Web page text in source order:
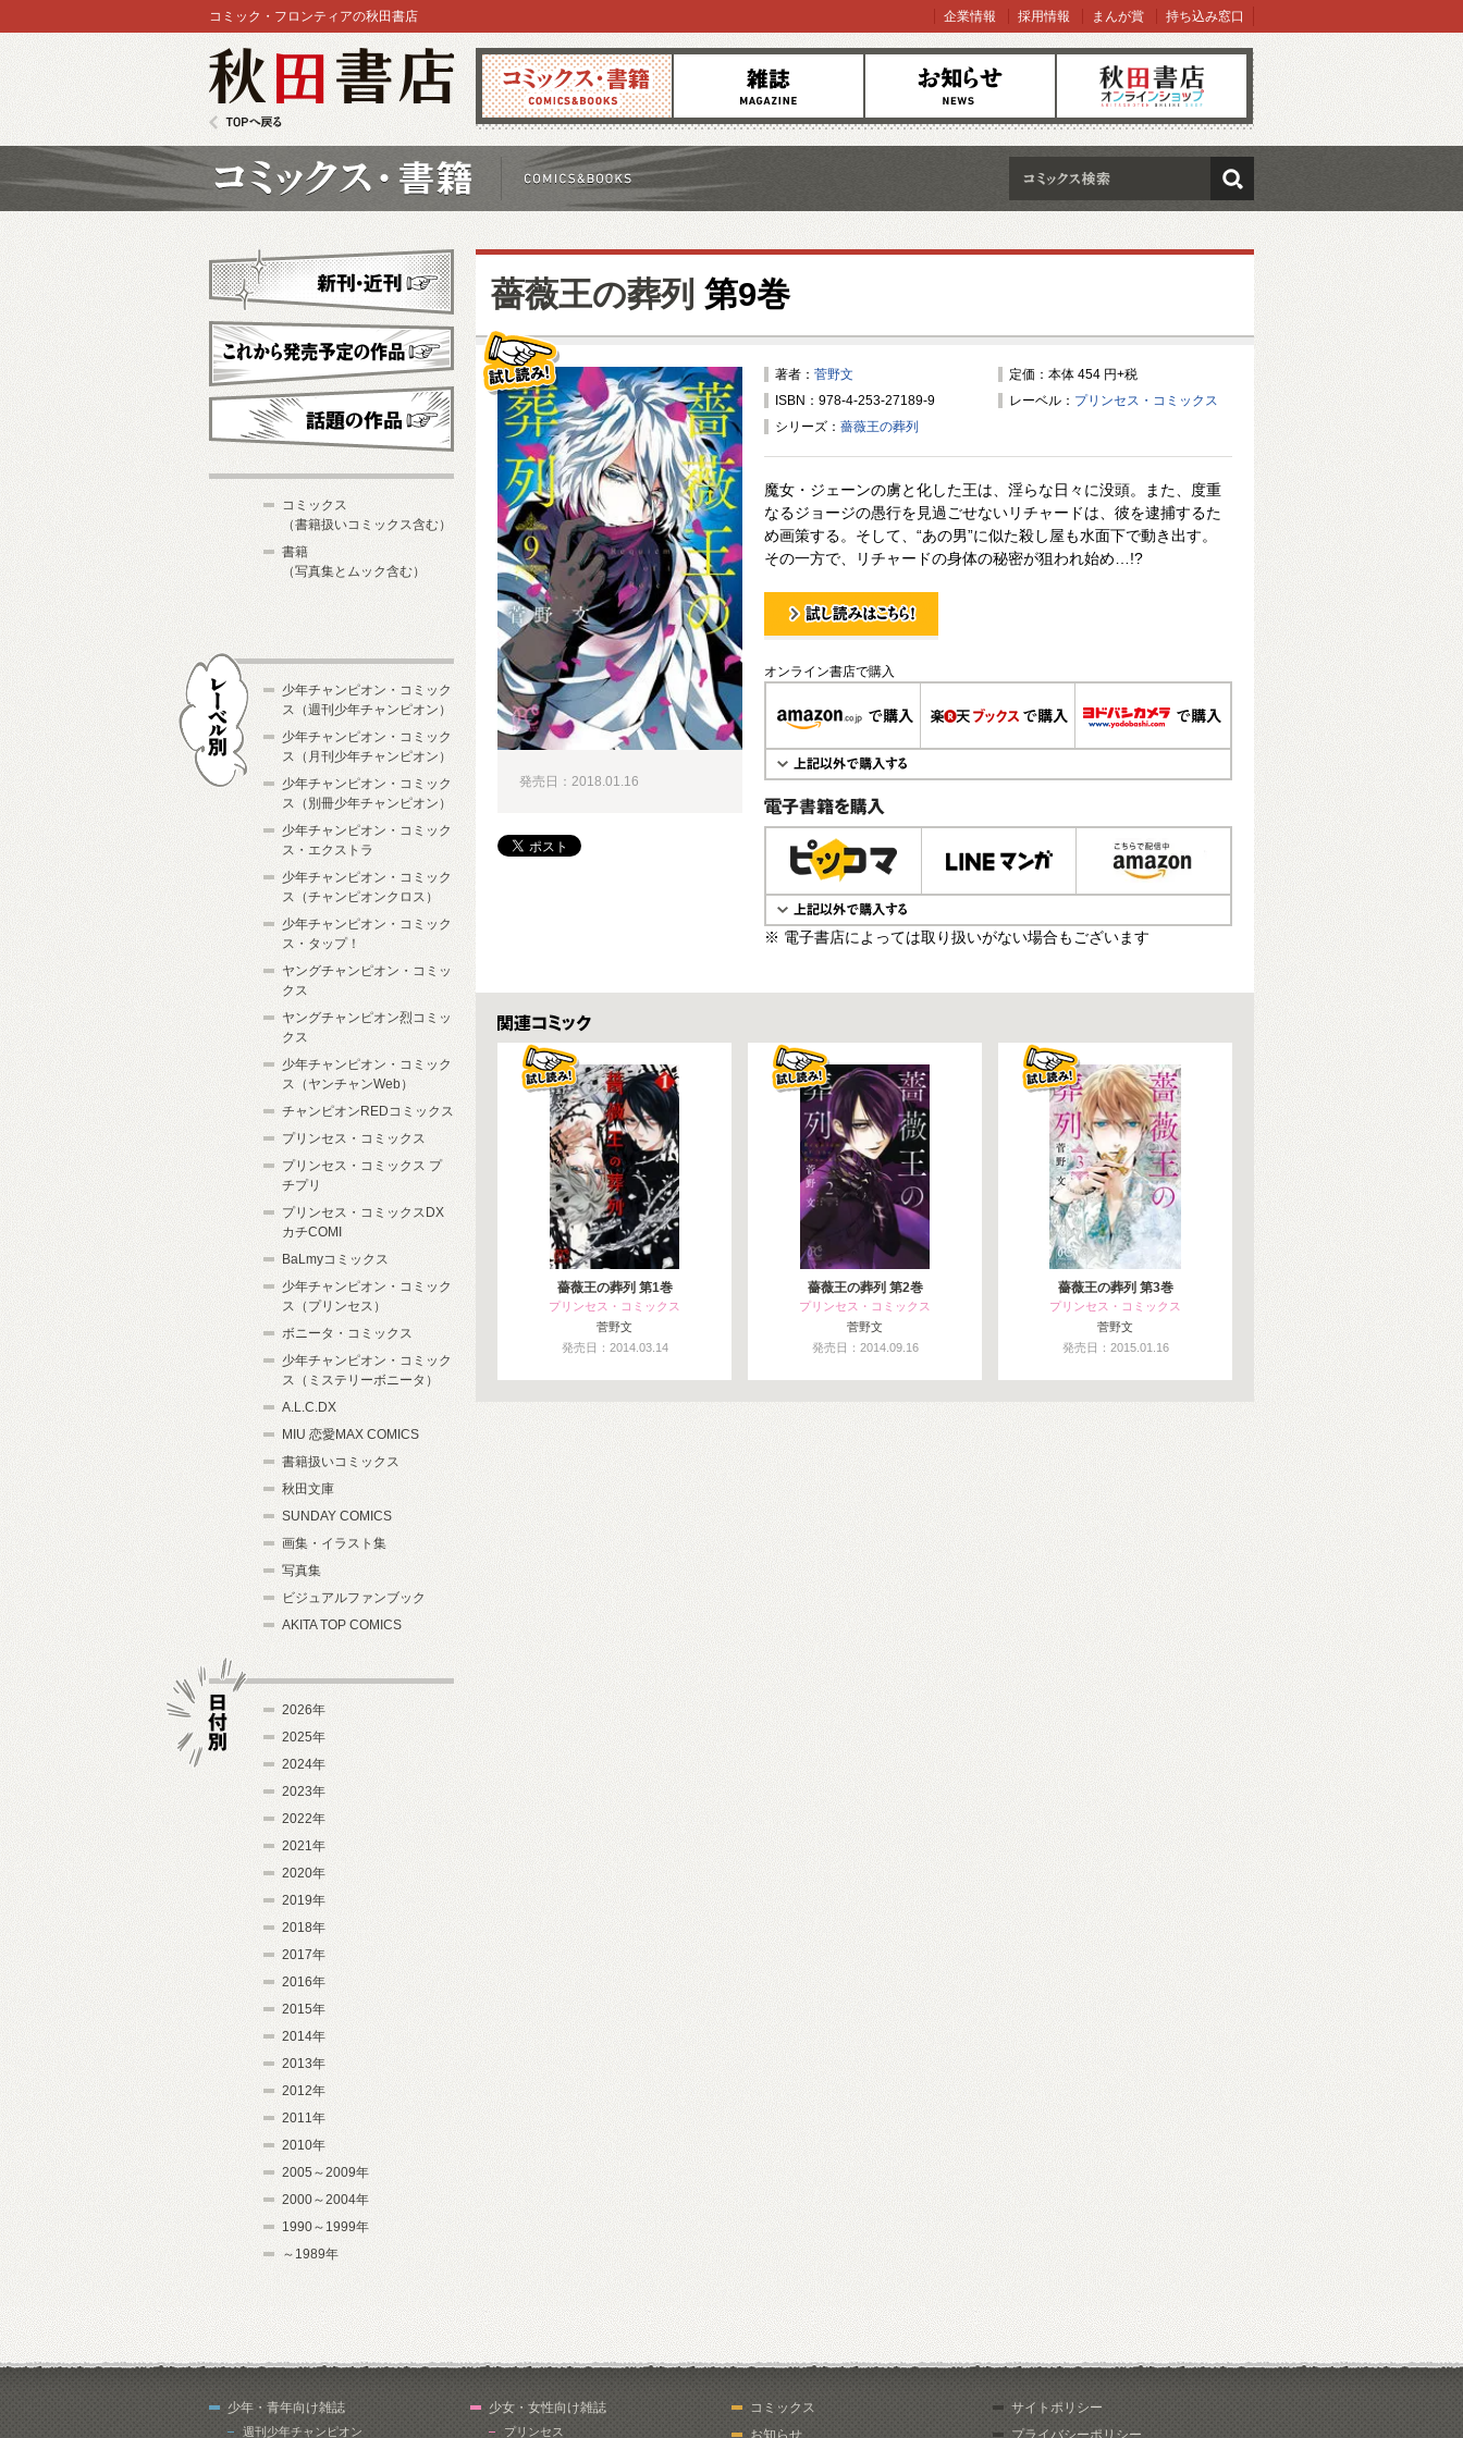
コミックス 雑誌 お知らせ オンラインショップ
コミック・フロンティアの秋田書店 企業情報 採用情報 まんが賞 持ち込み窓口
検索
薔薇王の葬列 第9巻
著者： 菅野文
定価：本体 454 円+税
ISBN：978-4-253-27189-9
レーベル： プリンセス・コミックス
シリーズ： 薔薇王の葬列
魔女・ジェーンの虜と化した王は、淫らな日々に没頭。また、度重
なるジョージの愚行を見過ごせないリチャードは、彼を逮捕するた
め画策する。そして、“あの男”に似た殺し屋も水面下で動き出す。
その一方で、リチャードの身体の秘密が狙われ始め…!?
試し読み！
オンライン書店で購入
電子書籍で購入
※ 電子書店によっては取り扱いがない場合もございます
発売日：2018.01.16
関連コミックス
薔薇王の葬列 第1巻
プリンセス・コミックス
菅野文
発売日：2014.03.14
薔薇王の葬列 第2巻
プリンセス・コミックス
菅野文
発売日：2014.09.16
薔薇王の葬列 第3巻
プリンセス・コミックス
菅野文
発売日：2015.01.16
新刊・近刊
これから発売予定
コミックス
（書籍扱いコミックス含む）
書籍
（写真集とムック含む）
少年チャンピオン・コミック
ス（週刊少年チャンピオン）
少年チャンピオン・コミック
ス（月刊少年チャンピオン）
少年チャンピオン・コミック
ス（別冊少年チャンピオン）
少年チャンピオン・コミック
ス・エクストラ
少年チャンピオン・コミック
ス（チャンピオンクロス）
少年チャンピオン・コミック
ス・タップ！
ヤングチャンピオン・コミッ
クス
ヤングチャンピオン烈コミッ
クス
少年チャンピオン・コミック
ス（ヤンチャンWeb）
チャンピオンREDコミックス
プリンセス・コミックス
プリンセス・コミックス プ
チプリ
プリンセス・コミックスDX
カチCOMI
BaLmyコミックス
少年チャンピオン・コミック
ス（プリンセス）
ボニータ・コミックス
少年チャンピオン・コミック
ス（ミステリーボニータ）
A.L.C.DX
MIU 恋愛MAX COMICS
書籍扱いコミックス
秋田文庫
SUNDAY COMICS
画集・イラスト集
写真集
ビジュアルファンブック
AKITA TOP COMICS
2026年
2025年
2024年
2023年
2022年
2021年
2020年
2019年
2018年
2017年
2016年
2015年
2014年
2013年
2012年
2011年
2010年
2005～2009年
2000～2004年
1990～1999年
～1989年
少年・青年向け雑誌
週刊少年チャンピオン
少女・女性向け雑誌
プリンセス
コミックス
お知らせ
サイトポリシー
プライバシーポリシー